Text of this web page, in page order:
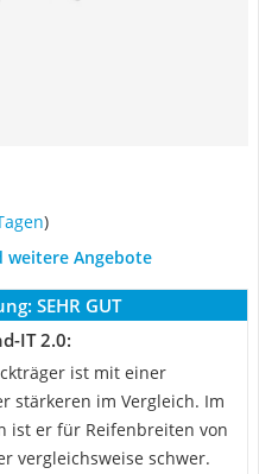
)
weitere Angebote
SEHR GUT
IT 2.0:
ist mit einer
stärkeren im Vergleich. Im
ist er für Reifenbreiten von
vergleichsweise schwer.